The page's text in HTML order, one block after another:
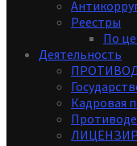
Реестры
По
Деятельность
Кадровая